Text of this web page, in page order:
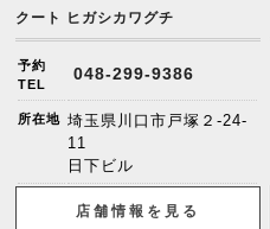
クート ヒガシカワグチ
予約
TEL
048-299-9386
所在地 埼玉県川口市戸塚２-24-
11
日下ビル
店舗情報を見る